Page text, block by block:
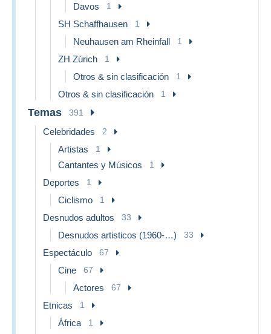
Davos 1
SH Schaffhausen 1
Neuhausen am Rheinfall 1
ZH Zúrich 1
Otros & sin clasificación 1
Otros & sin clasificación 1
Temas 391
Celebridades 2
Artistas 1
Cantantes y Músicos 1
Deportes 1
Ciclismo 1
Desnudos adultos 33
Desnudos artisticos (1960-…) 33
Espectáculo 67
Cine 67
Actores 67
Etnicas 1
África 1